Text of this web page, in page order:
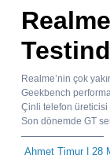
Realme’nin çok
Geekbench
Çinli telefon üreticisi
Son dönemde GT
Ahmet Timur| 28